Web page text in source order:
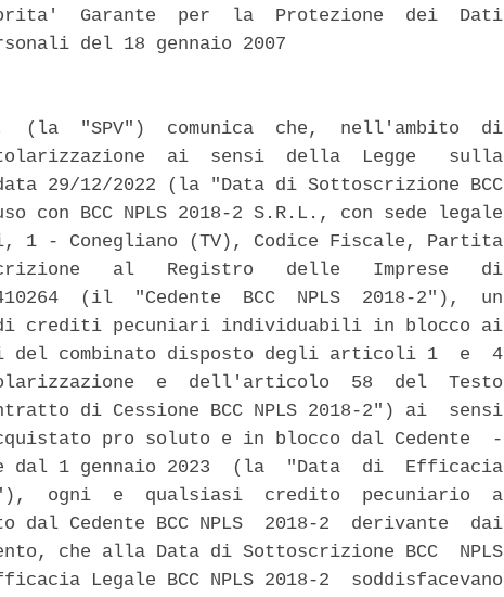
Garante  per  la  Protezione  dei  Dati
del 18 gennaio 2007
(la  "SPV")  comunica  che,  nell'ambito  di
ai  sensi  della  Legge   sulla
29/12/2022 (la "Data di Sottoscrizione BCC
con BCC NPLS 2018-2 S.R.L., con sede legale
- Conegliano (TV), Codice Fiscale, Partita
al   Registro   delle   Imprese   di
(il  "Cedente  BCC  NPLS  2018-2"),  un
crediti pecuniari individuabili in blocco ai
combinato disposto degli articoli 1  e  4
e  dell'articolo  58  del  Testo
di Cessione BCC NPLS 2018-2") ai  sensi
pro soluto e in blocco dal Cedente  -
dal 1 gennaio 2023  (la  "Data  di  Efficacia
2"),  ogni  e  qualsiasi  credito  pecuniario  a
Cedente BCC NPLS  2018-2  derivante  dai
che alla Data di Sottoscrizione BCC  NPLS
Legale BCC NPLS 2018-2  soddisfacevano